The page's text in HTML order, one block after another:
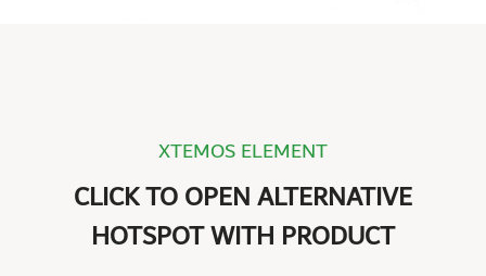
XTEMOS ELEMENT
CLICK TO OPEN ALTERNATIVE
HOTSPOT WITH PRODUCT